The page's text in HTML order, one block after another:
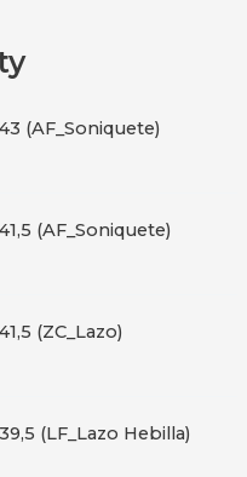
(AF_Soniquete)
(AF_Soniquete)
(ZC_Lazo)
(LF_Lazo Hebilla)